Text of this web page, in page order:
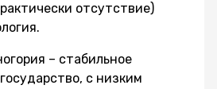
отсутствие)
– стабильное
с низким